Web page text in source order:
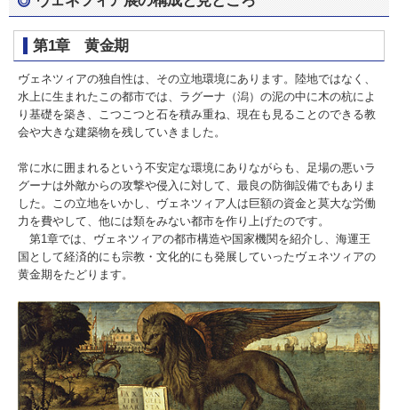
第1章 黄金期
ヴェネツィアの独自性は、その立地環境にあります。陸地ではなく、
水上に生まれたこの都市では、ラグーナ（潟）の泥の中に木の杭によ
り基礎を築き、こつこつと石を積み重ね、現在も見ることのできる教
会や大きな建築物を残していきました。
常に水に囲まれるという不安定な環境にありながらも、足場の悪いラ
グーナは外敵からの攻撃や侵入に対して、最良の防御設備でもありま
した。この立地をいかし、ヴェネツィア人は巨額の資金と莫大な労働
力を費やして、他には類をみない都市を作り上げたのです。
第1章では、ヴェネツィアの都市構造や国家機関を紹介し、海運王
国として経済的にも宗教・文化的にも発展していったヴェネツィアの
黄金期をたどります。